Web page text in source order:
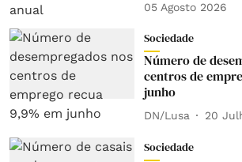
05 Agosto 2026
Sociedade
Número de
centros de
junho
DN/Lusa 20
Sociedade